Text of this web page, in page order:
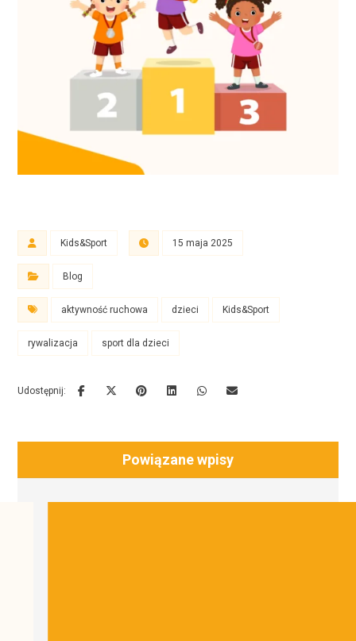
Kids&Sport 15 maja 2025
Blog
aktywność ruchowa dzieci Kids&Sport
rywalizacja sport dla dzieci
Powiązane wpisy